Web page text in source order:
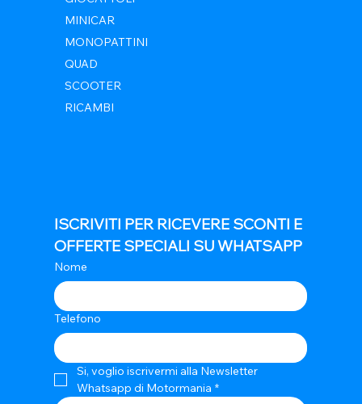
MINICAR
MONOPATTINI
QUAD
SCOOTER
RICAMBI
ISCRIVITI PER RICEVERE SCONTI E
OFFERTE SPECIALI SU WHATSAPP
Nome
Telefono
Si, voglio iscrivermi alla Newsletter
Whatsapp di Motormania *